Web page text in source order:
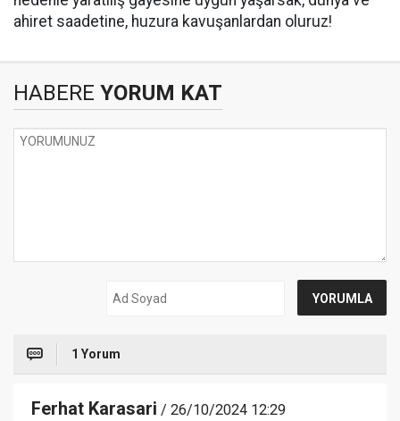
ahiret saadetine, huzura kavuşanlardan oluruz!
HABERE YORUM KAT
1 Yorum
Ferhat Karasari / 26/10/2024 12:29